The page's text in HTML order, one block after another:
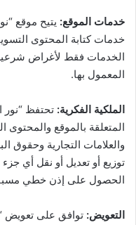
خدمات الموقع: يتيح موقع
خدمات كتابة المحتوى
الخدمات فقط لأغراض شرعية
المعمول بها.
الملكية الفكرية: تحتفظ “نور
المتعلقة بالموقع
والعلامات التجارية وحقوق
توزيع أو تعديل أو نقل أي
الحصول على إذن خطي مسبق
التعويض: توافق على تعويض